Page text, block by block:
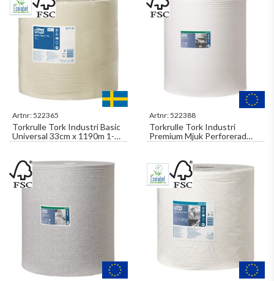
Artnr:522365
Torkrulle Tork Industri Basic
Universal 33cm x 1190m 1-
Lager Gul W1
Artnr:522388
Torkrulle Tork Industri
Premium Mjuk Perforerad
43cm x 380m 1-Lager W1